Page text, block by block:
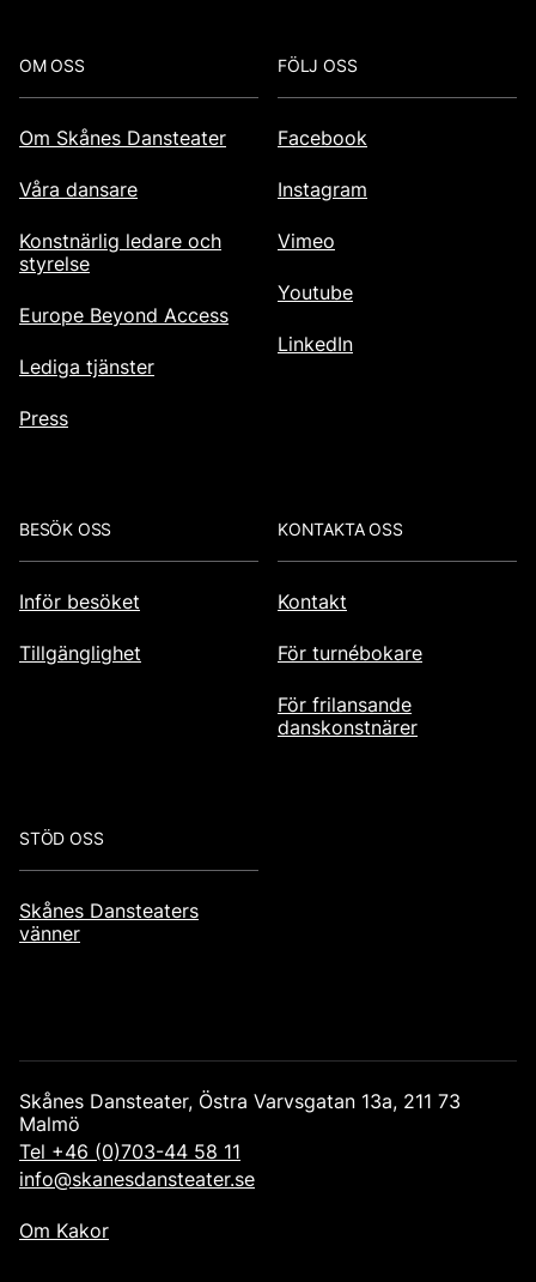
Footer
OM OSS
Om Skånes Dansteater
Våra dansare
Konstnärlig ledare och
styrelse
Europe Beyond Access
Lediga tjänster
Press
FÖLJ OSS
Facebook
Instagram
Vimeo
Youtube
LinkedIn
BESÖK OSS
Inför besöket
Tillgänglighet
KONTAKTA OSS
Kontakt
För turnébokare
För frilansande
danskonstnärer
STÖD OSS
Skånes Dansteaters
vänner
Skånes Dansteater, Östra Varvsgatan 13a, 211 73
Malmö
Tel +46 (0)703-44 58 11
info@skanesdansteater.se
Post Footer
Om Kakor